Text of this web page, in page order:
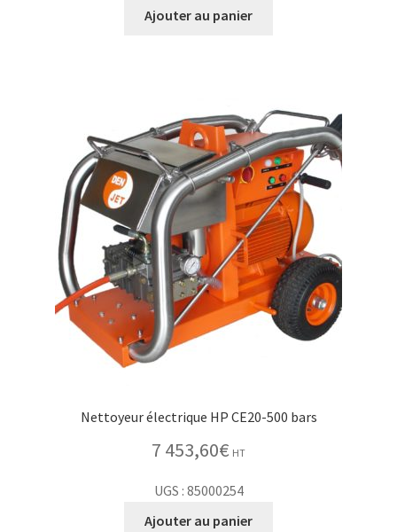
Ajouter au panier
Nettoyeur électrique HP CE20-500 bars
7 453,60€ HT
UGS : 85000254
Ajouter au panier